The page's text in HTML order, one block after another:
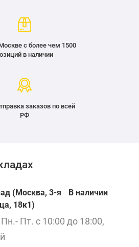
с более чем 1500
в наличии
заказов по всей
РФ
(Москва, 3-я
18к1)
В наличии
Пт. с 10:00 до 18:00,